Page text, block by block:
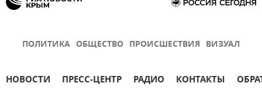
ПОЛИТИКА ОБЩЕСТВО ПРОИСШЕСТВИЯ ВИЗУАЛ
НОВОСТИ ПРЕСС-ЦЕНТР РАДИО КОНТАКТЫ